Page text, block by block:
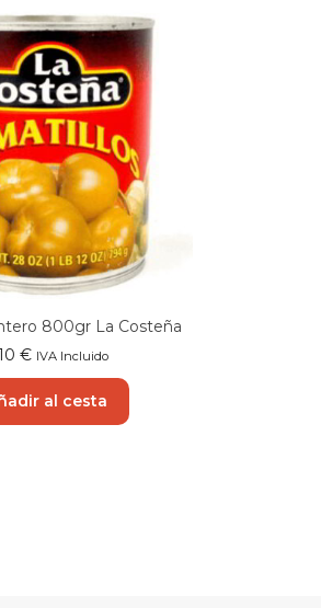
800gr La Costeña
€ IVA Incluido
al cesta